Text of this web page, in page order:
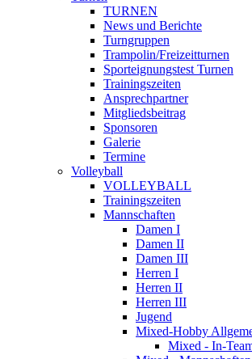
TURNEN
News und Berichte
Turngruppen
Trampolin/Freizeitturnen
Sporteignungstest Turnen
Trainingszeiten
Ansprechpartner
Mitgliedsbeitrag
Sponsoren
Galerie
Termine
Volleyball
VOLLEYBALL
Trainingszeiten
Mannschaften
Damen I
Damen II
Damen III
Herren I
Herren II
Herren III
Jugend
Mixed-Hobby
Mixed - In-